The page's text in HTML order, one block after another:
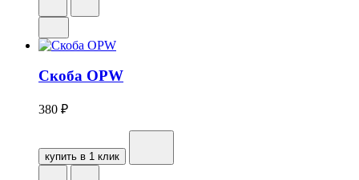
Скоба OPW
380 ₽
купить в 1 клик